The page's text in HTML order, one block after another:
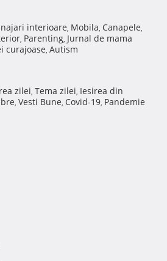
interioare, Mobila, Canapele,
, Parenting, Jurnal de mama
curajoase, Autism
zilei, Tema zilei, Iesirea din
, Vesti Bune, Covid-19, Pandemie